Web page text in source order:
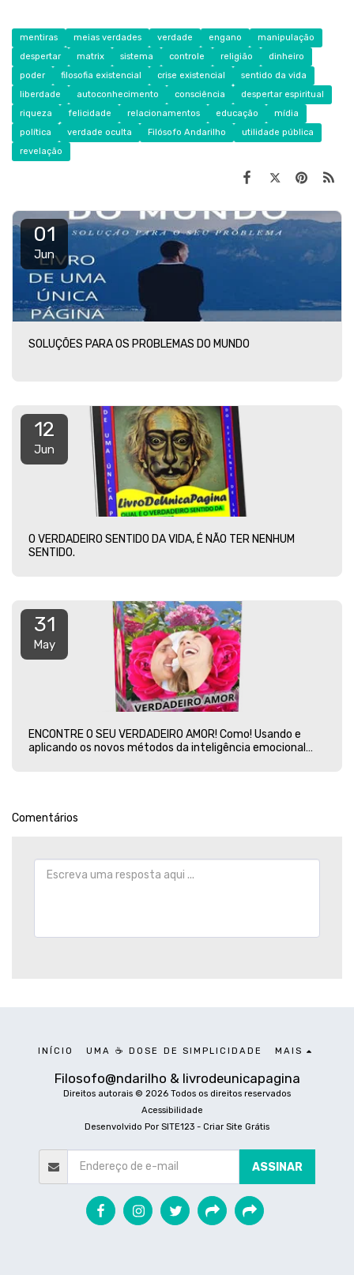
mentiras meias verdades verdade engano
manipulação
despertar
matrix sistema controle religião
dinheiro
poder
filosofia existencial crise existencial
sentido da vida
liberdade
autoconhecimento consciência
despertar espiritual
riqueza
felicidade relacionamentos educação
mídia
política
verdade oculta Filósofo Andarilho
utilidade pública
revelação
01
Jun
SOLUÇÕES PARA OS PROBLEMAS DO MUNDO
12
Jun
O VERDADEIRO SENTIDO DA VIDA, É NÃO TER NENHUM
SENTIDO.
31
May
ENCONTRE O SEU VERDADEIRO AMOR! Como! Usando e
aplicando os novos métodos da inteligência emocional
Comentários
Filosofo@ndarilho & livrodeunicapagina
Direitos autorais © 2026 Todos os direitos reservados
Acessibilidade
Desenvolvido PorSITE123 - Criar Site Grátis
INÍCIO UMA ☕ DOSE DE SIMPLICIDADE MAIS
ASSINAR